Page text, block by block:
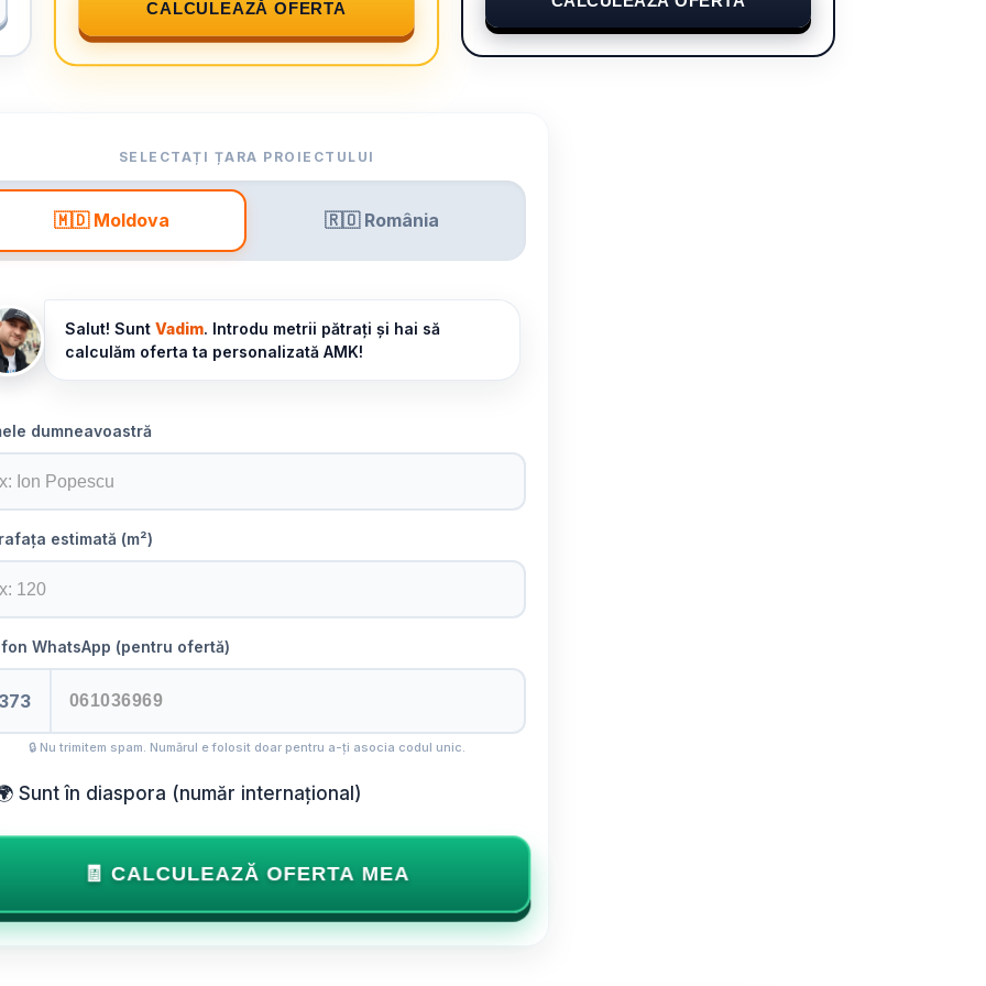
CALCULEAZĂ OFERTA
SELECTAȚI ȚARA PROIECTULUI
🇲🇩 Moldova 🇷🇴 România
Salut! Sunt Vadim. Introdu metrii pătrați și hai să
calculăm oferta ta personalizată AMK!
dumneavoastră
estimată (m²)
WhatsApp (pentru ofertă)
🔒 Nu trimitem spam. Numărul e folosit doar pentru a-ți asocia codul unic.
Sunt în diaspora (număr internațional)
🧾 CALCULEAZĂ OFERTA MEA